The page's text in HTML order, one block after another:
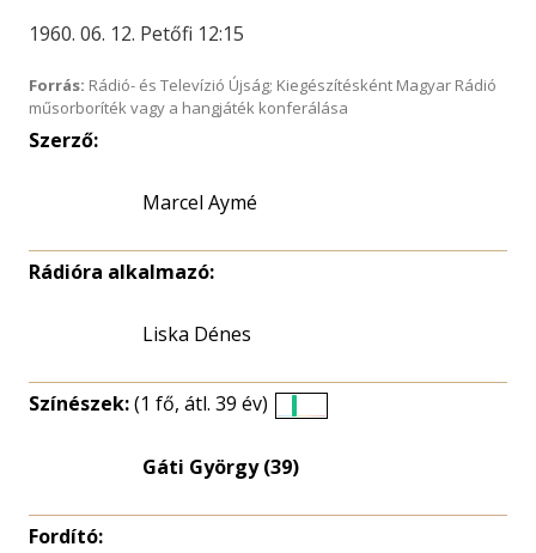
1960. 06. 12. Petőfi 12:15
Forrás: Rádió- és Televízió Újság; Kiegészítésként Magyar Rádió
műsorboríték vagy a hangjáték konferálása
Szerző:
Marcel Aymé
Rádióra alkalmazó:
Liska Dénes
Színészek:(1 fő, átl. 39 év)
Gáti György (39)
Fordító: